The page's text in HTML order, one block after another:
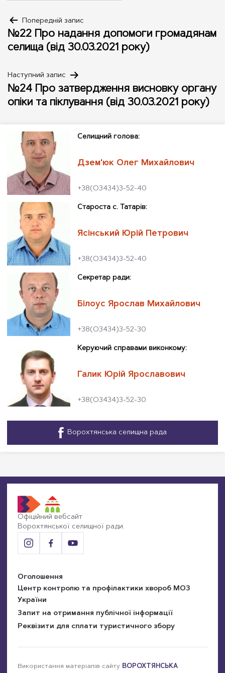
Навігація
записів
Попередній запис
№22 Про надання допомоги громадянам
селища (від 30.03.2021 року)
Наступний запис
№24 Про затвердження висновку органу
опіки та піклування (від 30.03.2021 року)
Cелищний голова:
Дзем'юк Олег Михайлович
+38(О3434)3-52-40
Староста с. Татарів:
Ясінський Юрій Петрович
+38(О3434)3-52-40
Секретар ради:
Білоус Ярослав Михайлович
+38(О3434)3-52-30
Керуючий справами виконкому:
Галик Юрій Ярославович
+38(О3434)3-52-30
Ворохтянська селищна рада
Офіційний вебсайт
Ворохтянської селищної ради.
Оголошення
Центр контролю та профілактики хвороб МОЗ
України
Запит на отримання публічної інформації
Реквізити для сплати туристичного збору
Використання матеріалів сайту ВОРОХТЯНСЬКА